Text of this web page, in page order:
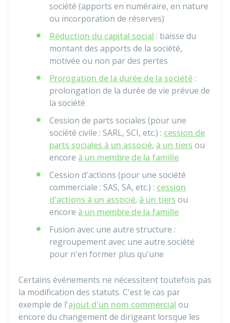
société (apports en numéraire, en nature
ou incorporation de réserves)
Réduction du capital social : baisse du
montant des apports de la société,
motivée ou non par des pertes
Prorogation de la durée de la société :
prolongation de la durée de vie prévue de
la société
Cession de parts sociales (pour une
société civile : SARL, SCI, etc.) : cession de
parts sociales à un associé, à un tiers ou
encore à un membre de la famille
Cession d'actions (pour une société
commerciale : SAS, SA, etc.) : cession
d'actions à un associé, à un tiers ou
encore à un membre de la famille
Fusion avec une autre structure :
regroupement avec une autre société
pour n'en former plus qu'une
Certains événements ne nécessitent toutefois pas
la modification des statuts. C'est le cas par
exemple de l'ajout d'un nom commercial ou
encore du changement de dirigeant lorsque les